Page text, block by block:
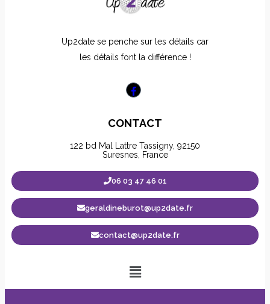
Up2date se penche sur les détails car
les détails font la différence !
CONTACT
122 bd Mal Lattre Tassigny, 92150
Suresnes, France
06 03 47 46 01
geraldineburot@up2date.fr
contact@up2date.fr